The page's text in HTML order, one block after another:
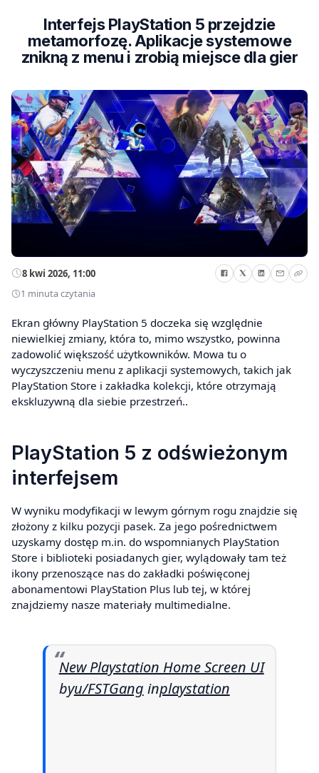
Interfejs PlayStation 5 przejdzie
metamorfozę. Aplikacje systemowe
znikną z menu i zrobią miejsce dla gier
8 kwi 2026, 11:00
1 minuta czytania
Ekran główny PlayStation 5 doczeka się względnie
niewielkiej zmiany, która to, mimo wszystko, powinna
zadowolić większość użytkowników. Mowa tu o
wyczyszczeniu menu z aplikacji systemowych, takich jak
PlayStation Store i zakładka kolekcji, które otrzymają
ekskluzywną dla siebie przestrzeń..
PlayStation 5 z odświeżonym
interfejsem
W wyniku modyfikacji w lewym górnym rogu znajdzie się
złożony z kilku pozycji pasek. Za jego pośrednictwem
uzyskamy dostęp m.in. do wspomnianych PlayStation
Store i biblioteki posiadanych gier, wylądowały tam też
ikony przenoszące nas do zakładki poświęconej
abonamentowi PlayStation Plus lub tej, w której
znajdziemy nasze materiały multimedialne.
New Playstation Home Screen UI
byu/FSTGang inplaystation